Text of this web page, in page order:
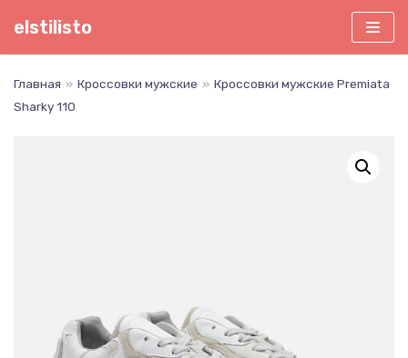
Перейти
elstilisto
Главная » Кроссовки мужские » Кроссовки мужские Premiata
Sharky 110